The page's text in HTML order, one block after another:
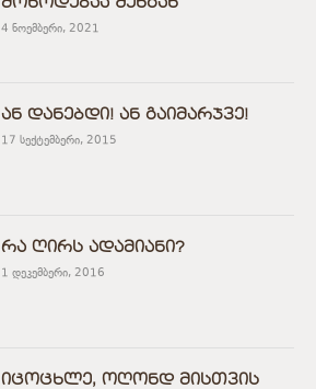
მოწოდებაა შენგან
4 ნოემბერი, 2021
ან დანებდი! ან გაიმარჯვე!
17 სექტემბერი, 2015
რა ღირს ადამიანი?
1 დეკემბერი, 2016
იცოცხლე, ოღონდ მისთვის